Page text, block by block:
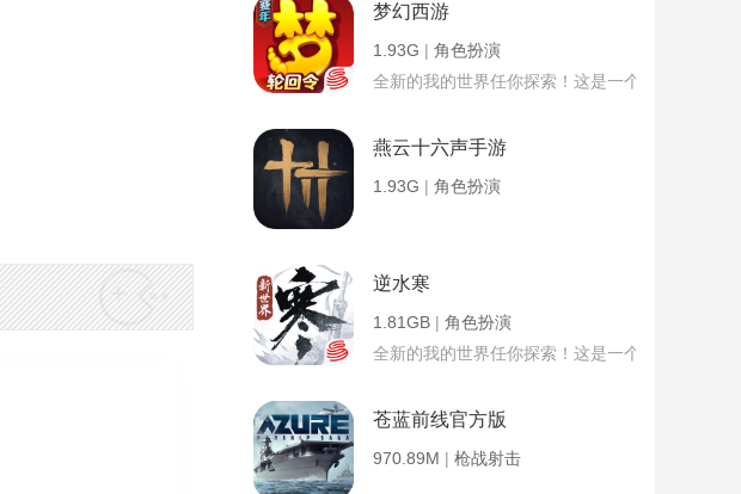
梦幻西游
1.93G | 角色扮演
全新的我的世界任你探索！这是一个小提示字段。
燕云十六声手游
1.93G | 角色扮演
逆水寒
1.81GB | 角色扮演
全新的我的世界任你探索！这是一个小提示字段。
苍蓝前线官方版
970.89M | 枪战射击